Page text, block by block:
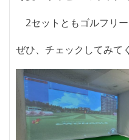
2セットともゴルフリ
ぜひ、チェックしてみて